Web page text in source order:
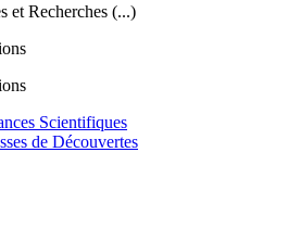
et Recherches (...)
Scientifiques
de Découvertes